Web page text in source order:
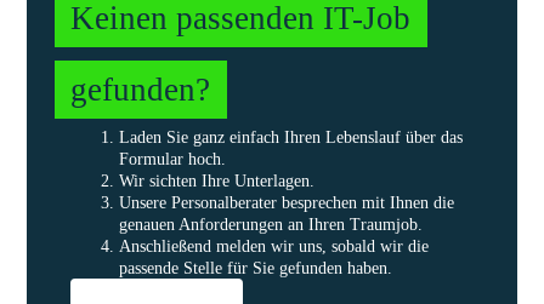
Keinen passenden IT-Job
gefunden?
Laden Sie ganz einfach Ihren Lebenslauf über das
Formular hoch.
Wir sichten Ihre Unterlagen.
Unsere Personalberater besprechen mit Ihnen die
genauen Anforderungen an Ihren Traumjob.
Anschließend melden wir uns, sobald wir die
passende Stelle für Sie gefunden haben.